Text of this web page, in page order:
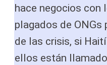
hace negocios
plagados de ONGs
de las crisis, si
ellos están